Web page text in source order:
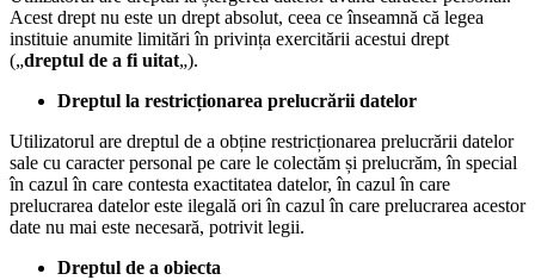
Acest drept nu este un drept absolut, ceea ce înseamnă că legea
instituie anumite limitări în privința exercitării acestui drept
(„dreptul de a fi uitat„).
Dreptul la restricționarea prelucrării datelor
Utilizatorul are dreptul de a obține restricționarea prelucrării datelor
sale cu caracter personal pe care le colectăm și prelucrăm, în special
în cazul în care contesta exactitatea datelor, în cazul în care
prelucrarea datelor este ilegală ori în cazul în care prelucrarea acestor
date nu mai este necesară, potrivit legii.
Dreptul de a obiecta